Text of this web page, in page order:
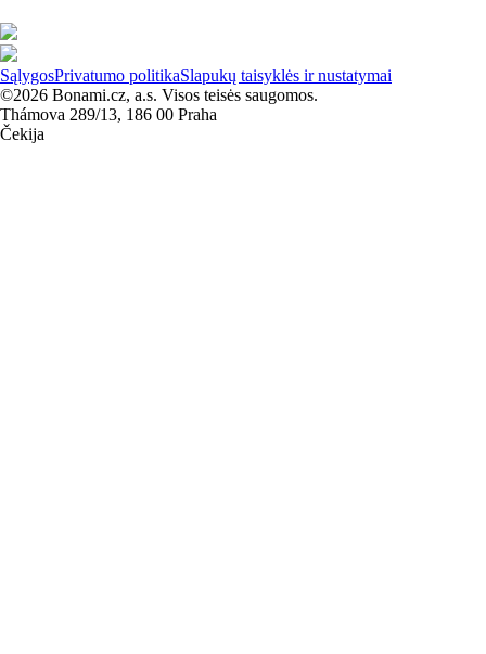
SąlygosPrivatumo politikaSlapukų taisyklės ir nustatymai
©2026 Bonami.cz, a.s. Visos teisės saugomos.
Thámova 289/13, 186 00 Praha
Čekija